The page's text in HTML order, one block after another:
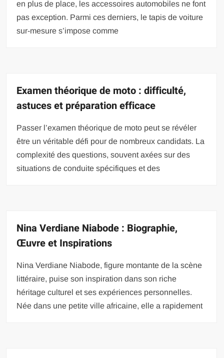
en plus de place, les accessoires automobiles ne font
pas exception. Parmi ces derniers, le tapis de voiture
sur-mesure s’impose comme
Examen théorique de moto : difficulté,
astuces et préparation efficace
Passer l’examen théorique de moto peut se révéler
être un véritable défi pour de nombreux candidats. La
complexité des questions, souvent axées sur des
situations de conduite spécifiques et des
Nina Verdiane Niabode : Biographie,
Œuvre et Inspirations
Nina Verdiane Niabode, figure montante de la scène
littéraire, puise son inspiration dans son riche
héritage culturel et ses expériences personnelles.
Née dans une petite ville africaine, elle a rapidement